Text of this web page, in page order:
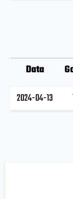
Data
2024-04-13